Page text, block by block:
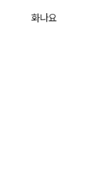
화나요